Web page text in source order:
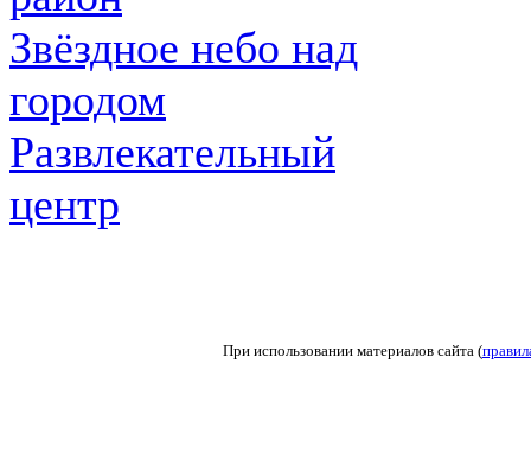
Звёздное небо над
городом
Развлекательный
центр
При использовании материалов сайта (